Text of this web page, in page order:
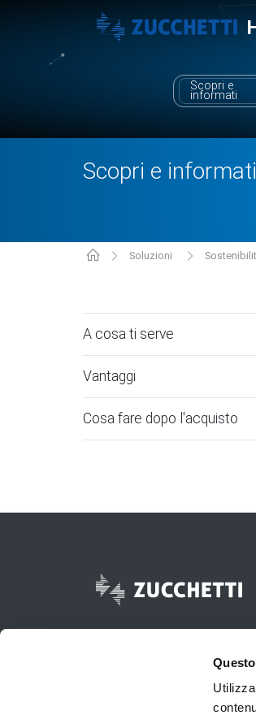
Scopri e
informati
Scopri e informati
Soluzioni
A cosa ti serve
Vantaggi
Cosa fare dopo l'acquisto
Zucchetti